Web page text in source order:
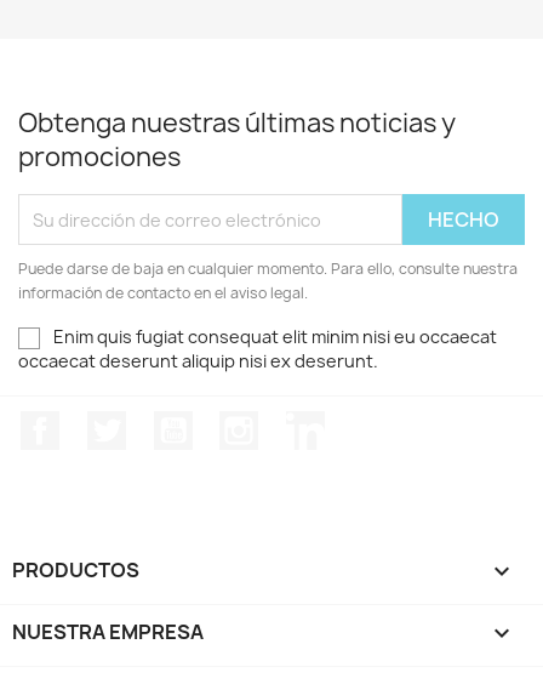
Obtenga nuestras últimas noticias y
promociones
Puede darse de baja en cualquier momento. Para ello, consulte nuestra
información de contacto en el aviso legal.
Enim quis fugiat consequat elit minim nisi eu occaecat
occaecat deserunt aliquip nisi ex deserunt.
PRODUCTOS 
NUESTRA EMPRESA 